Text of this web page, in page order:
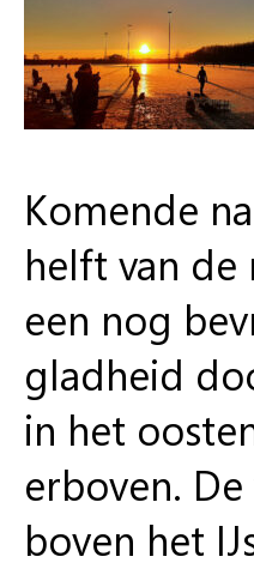
Komende
helft van
een nog
gladheid
in het
erboven.
boven het